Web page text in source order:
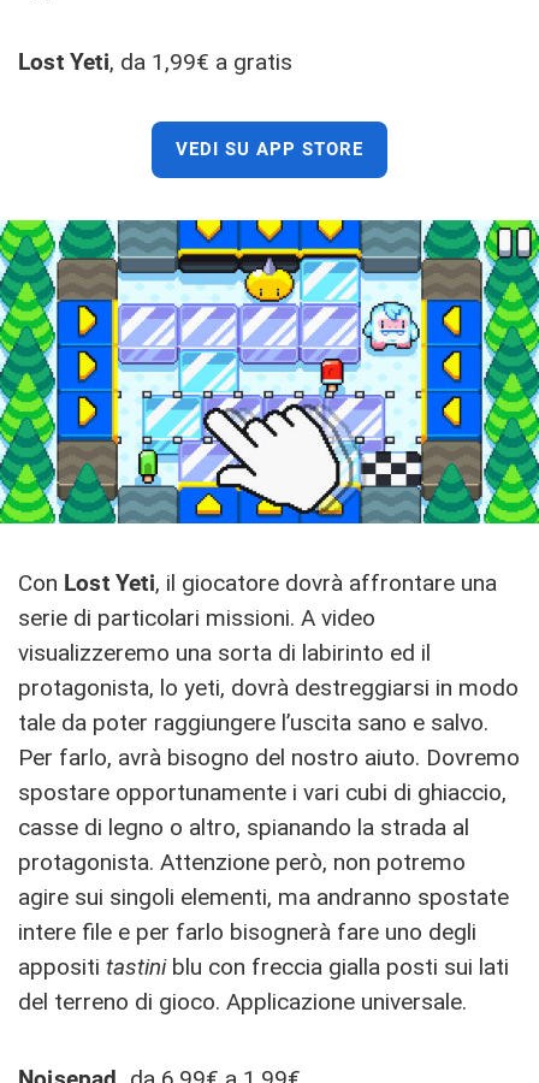
Lost Yeti, da 1,99€ a gratis
VEDI SU APP STORE
Con Lost Yeti, il giocatore dovrà affrontare una
serie di particolari missioni. A video
visualizzeremo una sorta di labirinto ed il
protagonista, lo yeti, dovrà destreggiarsi in modo
tale da poter raggiungere l’uscita sano e salvo.
Per farlo, avrà bisogno del nostro aiuto. Dovremo
spostare opportunamente i vari cubi di ghiaccio,
casse di legno o altro, spianando la strada al
protagonista. Attenzione però, non potremo
agire sui singoli elementi, ma andranno spostate
intere file e per farlo bisognerà fare uno degli
appositi tastiniblu con freccia gialla posti sui lati
del terreno di gioco. Applicazione universale.